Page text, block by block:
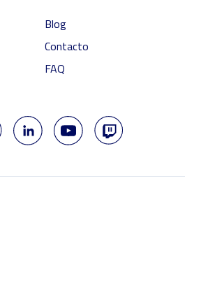
Blog
Contacto
FAQ